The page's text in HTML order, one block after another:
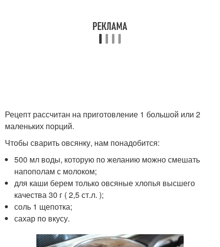
Рецепт рассчитан на приготовление 1 большой или 2
маленьких порций.
Чтобы сварить овсянку, нам понадобится:
500 мл воды, которую по желанию можно смешать
напополам с молоком;
для каши берем только овсяные хлопья высшего
качества 30 г ( 2,5 ст.л. );
соль 1 щепотка;
сахар по вкусу.